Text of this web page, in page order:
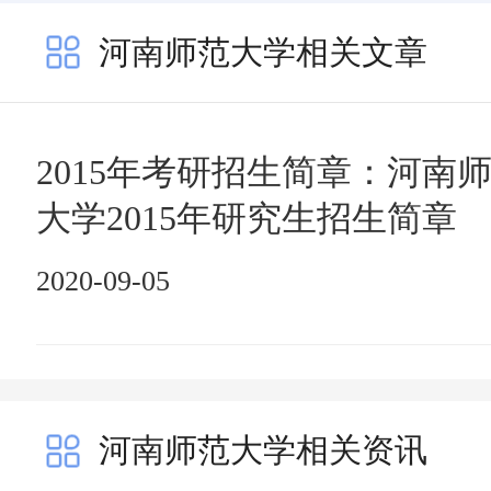
河南师范大学相关文章
2015年考研招生简章：河南
大学2015年研究生招生简章
2020-09-05
河南师范大学相关资讯